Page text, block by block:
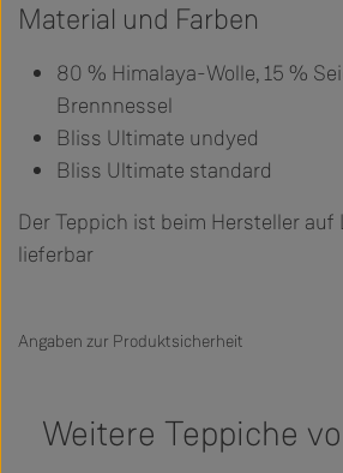
Material und Farben
80 % Himalaya-Wolle, 15 %
Brennnessel
Bliss Ultimate undyed
Bliss Ultimate standard
Der Teppich ist beim Hersteller auf
lieferbar
Angaben zur Produktsicherheit
Weitere Teppiche